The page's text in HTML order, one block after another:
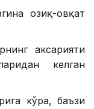
озиқ-овқат
аксарияти
келган
кўра, баъзи